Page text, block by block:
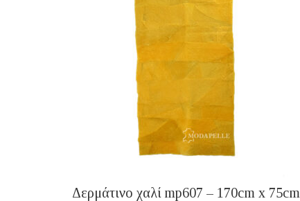
Δερμάτινο χαλί mp607 – 170cm x 75cm